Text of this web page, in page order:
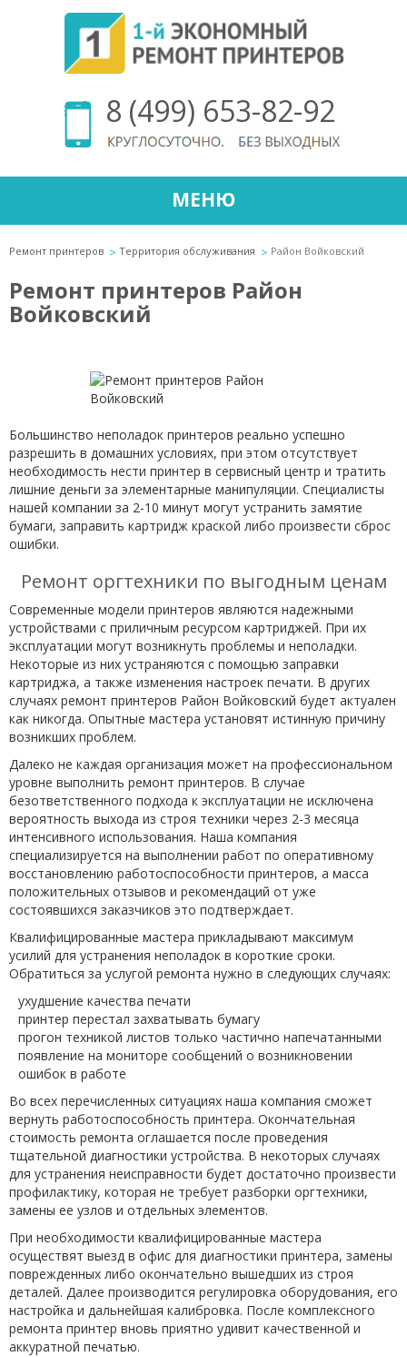
8 (499) 653-82-92
МЕНЮ
Ремонт принтеров Территория обслуживания Район Войковский
Ремонт принтеров Район
Войковский
Большинство неполадок принтеров реально успешно
разрешить в домашних условиях, при этом отсутствует
необходимость нести принтер в сервисный центр и тратить
лишние деньги за элементарные манипуляции. Специалисты
нашей компании за 2-10 минут могут устранить замятие
бумаги, заправить картридж краской либо произвести сброс
ошибки.
Ремонт оргтехники по выгодным ценам
Современные модели принтеров являются надежными
устройствами с приличным ресурсом картриджей. При их
эксплуатации могут возникнуть проблемы и неполадки.
Некоторые из них устраняются с помощью заправки
картриджа, а также изменения настроек печати. В других
случаях ремонт принтеров Район Войковский будет актуален
как никогда. Опытные мастера установят истинную причину
возникших проблем.
Далеко не каждая организация может на профессиональном
уровне выполнить ремонт принтеров. В случае
безответственного подхода к эксплуатации не исключена
вероятность выхода из строя техники через 2-3 месяца
интенсивного использования. Наша компания
специализируется на выполнении работ по оперативному
восстановлению работоспособности принтеров, а масса
положительных отзывов и рекомендаций от уже
состоявшихся заказчиков это подтверждает.
Квалифицированные мастера прикладывают максимум
усилий для устранения неполадок в короткие сроки.
Обратиться за услугой ремонта нужно в следующих случаях:
ухудшение качества печати
принтер перестал захватывать бумагу
прогон техникой листов только частично напечатанными
появление на мониторе сообщений о возникновении
ошибок в работе
Во всех перечисленных ситуациях наша компания сможет
вернуть работоспособность принтера. Окончательная
стоимость ремонта оглашается после проведения
тщательной диагностики устройства. В некоторых случаях
для устранения неисправности будет достаточно произвести
профилактику, которая не требует разборки оргтехники,
замены ее узлов и отдельных элементов.
При необходимости квалифицированные мастера
осуществят выезд в офис для диагностики принтера, замены
поврежденных либо окончательно вышедших из строя
деталей. Далее производится регулировка оборудования, его
настройка и дальнейшая калибровка. После комплексного
ремонта принтер вновь приятно удивит качественной и
аккуратной печатью.